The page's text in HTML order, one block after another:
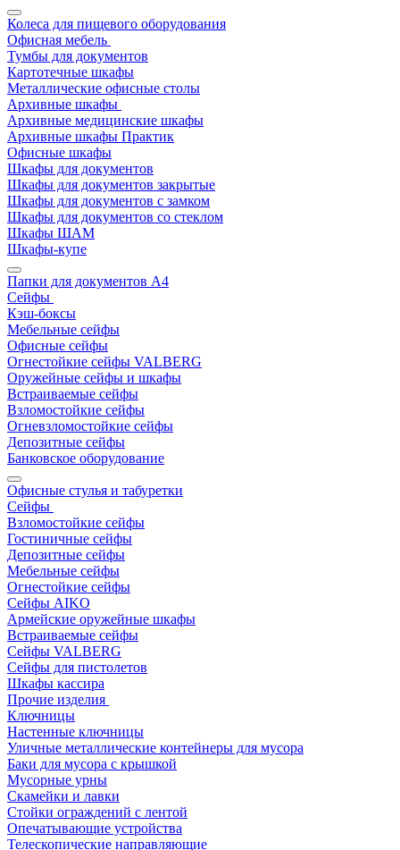
Колеса для пищевого оборудования
Офисная мебель
Тумбы для документов
Картотечные шкафы
Металлические офисные столы
Архивные шкафы
Архивные медицинские шкафы
Архивные шкафы Практик
Офисные шкафы
Шкафы для документов
Шкафы для документов закрытые
Шкафы для документов с замком
Шкафы для документов со стеклом
Шкафы ШАМ
Шкафы-купе
Папки для документов A4
Сейфы
Кэш-боксы
Мебельные сейфы
Офисные сейфы
Огнестойкие сейфы VALBERG
Оружейные сейфы и шкафы
Встраиваемые сейфы
Взломостойкие сейфы
Огневзломостойкие сейфы
Депозитные сейфы
Банковское оборудование
Офисные стулья и табуретки
Сейфы
Взломостойкие сейфы
Гостиничные сейфы
Депозитные сейфы
Мебельные сейфы
Огнестойкие сейфы
Сейфы AIKO
Армейские оружейные шкафы
Встраиваемые сейфы
Сейфы VALBERG
Сейфы для пистолетов
Шкафы кассира
Прочие изделия
Ключницы
Настенные ключницы
Уличные металлические контейнеры для мусора
Баки для мусора с крышкой
Мусорные урны
Скамейки и лавки
Стойки ограждений с лентой
Опечатывающие устройства
Телескопические направляющие